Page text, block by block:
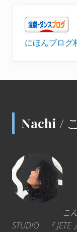
にほんブログ
Nachi /
こ
STUDIO 『 JETE